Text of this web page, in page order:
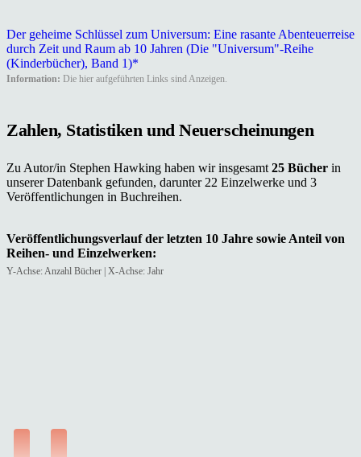
Der geheime Schlüssel zum Universum: Eine rasante Abenteuerreise
durch Zeit und Raum ab 10 Jahren (Die "Universum"-Reihe
(Kinderbücher), Band 1)*
Information: Die hier aufgeführten Links sind Anzeigen.
Zahlen, Statistiken und Neuerscheinungen
Zu Autor/in Stephen Hawking haben wir insgesamt 25 Bücher in
unserer Datenbank gefunden, darunter 22 Einzelwerke und 3
Veröffentlichungen in Buchreihen.
Veröffentlichungsverlauf der letzten 10 Jahre sowie Anteil von
Reihen- und Einzelwerken:
Y-Achse: Anzahl Bücher | X-Achse: Jahr